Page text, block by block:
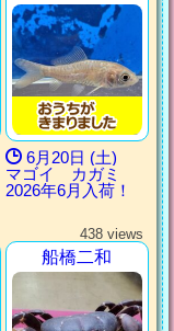
6月20日 (土)
マゴイ カガミ
2026年6月入荷！
438 views
船橋二和